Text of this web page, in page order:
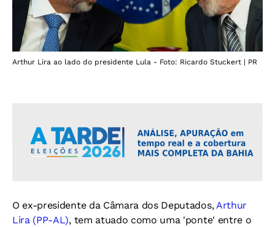
Arthur Lira ao lado do presidente Lula - Foto: Ricardo Stuckert | PR
O ex-presidente da Câmara dos Deputados,Arthur
Lira (PP-AL), tem atuado como uma 'ponte' entre o